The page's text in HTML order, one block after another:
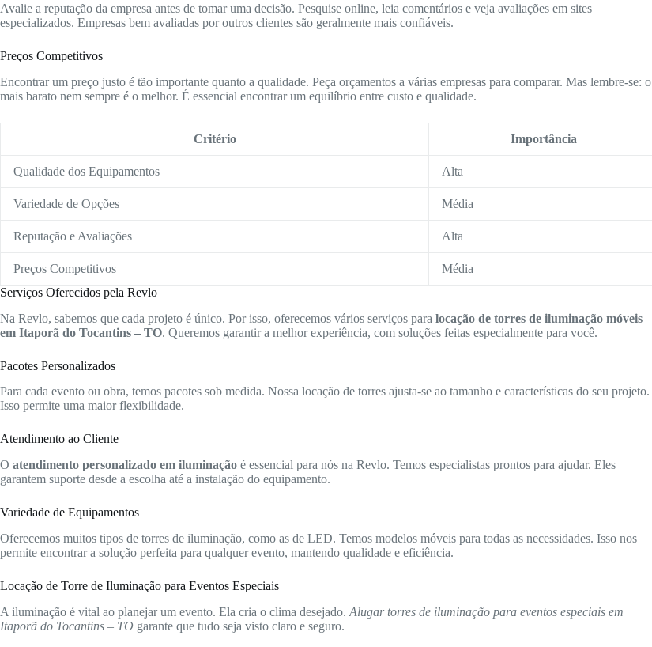
Avalie a reputação da empresa antes de tomar uma decisão. Pesquise online, leia comentários e veja avaliações em sites
especializados. Empresas bem avaliadas por outros clientes são geralmente mais confiáveis.
Preços Competitivos
Encontrar um preço justo é tão importante quanto a qualidade. Peça orçamentos a várias empresas para comparar. Mas lembre-se: o
mais barato nem sempre é o melhor. É essencial encontrar um equilíbrio entre custo e qualidade.
Critério Importância
Qualidade dos Equipamentos Alta
Variedade de Opções Média
Reputação e Avaliações Alta
Preços Competitivos
Média
Serviços Oferecidos pela Revlo
Na Revlo, sabemos que cada projeto é único. Por isso, oferecemos vários serviços para locação de torres de iluminação móveis
em Itaporã do Tocantins – TO. Queremos garantir a melhor experiência, com soluções feitas especialmente para você.
Pacotes Personalizados
Para cada evento ou obra, temos pacotes sob medida. Nossa locação de torres ajusta-se ao tamanho e características do seu projeto.
Isso permite uma maior flexibilidade.
Atendimento ao Cliente
O atendimento personalizado em iluminação é essencial para nós na Revlo. Temos especialistas prontos para ajudar. Eles
garantem suporte desde a escolha até a instalação do equipamento.
Variedade de Equipamentos
Oferecemos muitos tipos de torres de iluminação, como as de LED. Temos modelos móveis para todas as necessidades. Isso nos
permite encontrar a solução perfeita para qualquer evento, mantendo qualidade e eficiência.
Locação de Torre de Iluminação para Eventos Especiais
A iluminação é vital ao planejar um evento. Ela cria o clima desejado. Alugar torres de iluminação para eventos especiais em
Itaporã do Tocantins – TO garante que tudo seja visto claro e seguro.